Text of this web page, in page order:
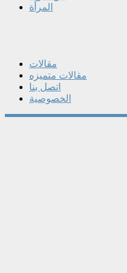
المرأة
مقالات
مقالات متميزه
اتصل بنا
الخصوصية